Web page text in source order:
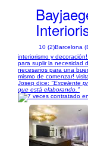
10 (2)Barcelona
interiorismo y
para suplir la necesidad
necesarios para una
mismo de comenzar!
Josep dice: "Excelente
que está elaborando."